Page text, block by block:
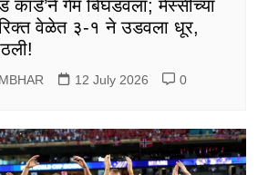
कार्ड’ने गेम बिघडवला; मेस्सीच्या
वेळेत ३-१ ने उडवला धूर,
12 July 2026 0